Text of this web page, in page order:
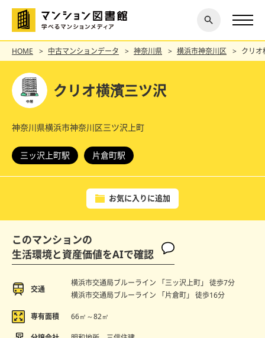
探す
閉じ
る
HOME 中古マンションデータ 神奈川県 横浜市神奈川区 クリオ
クリオ横濱三ツ沢
神奈川県横浜市神奈川区三ツ沢上町
三ッ沢上町駅 片倉町駅
お気に入りに追加
このマンションの
生活環境と資産価値をAIで確認
交通
横浜市交通局ブルーライン 「三ッ沢上町」 徒歩7分
横浜市交通局ブルーライン 「片倉町」 徒歩16分
専有面積 66㎡～82㎡